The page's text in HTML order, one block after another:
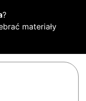
?
materiały